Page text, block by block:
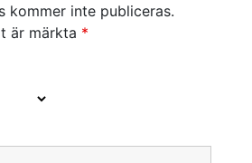
kommer inte publiceras.
är märkta *